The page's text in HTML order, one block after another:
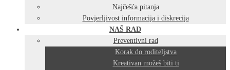
Najčešća pitanja
Povjerljivost informacija i diskrecija
NAŠ RAD
Preventivni rad
Korak do roditeljstva
Kreativan možeš biti ti